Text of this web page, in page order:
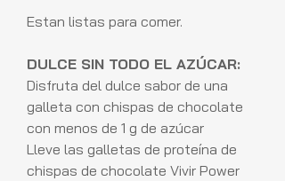
Estan listas para comer.
DULCE SIN TODO EL AZÚCAR:
Disfruta del dulce sabor de una
galleta con chispas de chocolate
con menos de 1 g de azúcar
Lleve las galletas de proteína de
chispas de chocolate Vivir Power